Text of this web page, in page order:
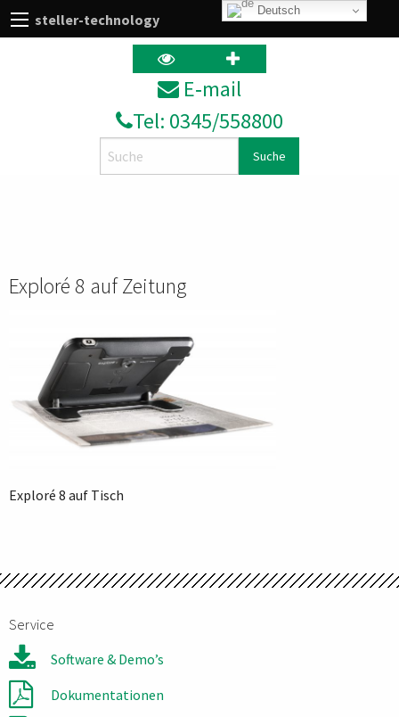
steller-technology
E‑mail
Tel: 0345/558800
Exploré 8 auf Zeitung
Exploré 8 auf Tisch
Service
Software & Demo’s
Dokumentationen
Deutsch